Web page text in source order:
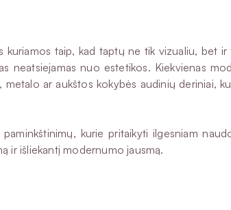
taip, kad taptų ne tik vizualiu, bet
neatsiejamas nuo estetikos. Kiekvienas
ar aukštos kokybės audinių deriniai,
kurie pritaikyti ilgesniam
ir išliekantį modernumo jausmą.